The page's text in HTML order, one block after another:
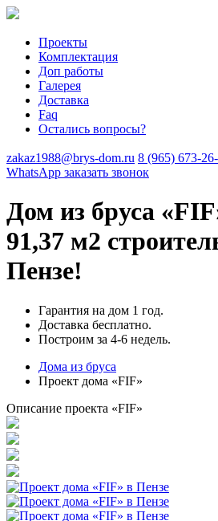
Проекты
Комплектация
Доп работы
Галерея
Доставка
Faq
Остались вопросы?
zakaz1988@brys-dom.ru 8 (965) 673-
WhatsApp заказать звонок
Дом из бруса
91,37 м2
Пензе!
Гарантия на дом 1 год.
Доставка бесплатно.
Построим за 4-6 недель.
Дома из бруса
Проект дома «FIF»
Описание проекта «FIF»